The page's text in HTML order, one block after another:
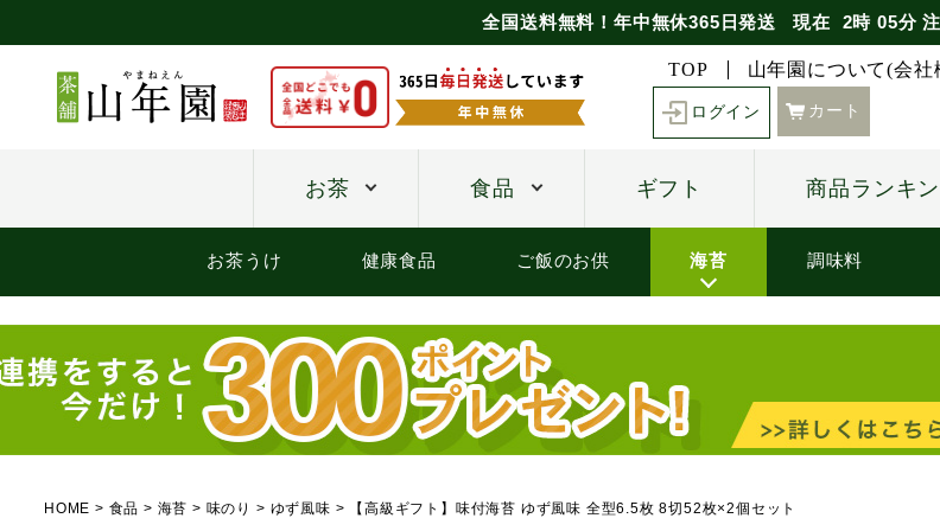
全国送料無料！年中無休365日発送 現在 2時 05分
TOP 山年園について(会社
ログイン カート
お茶 食品 ギフト 商品ランキ
お茶うけ 健康食品 ご飯のお供 海苔 調味料
HOME 食品 海苔 味のり ゆず風味 【高級ギフト】味付海苔 ゆず風味 全型6.5枚 8切52枚×2個セット